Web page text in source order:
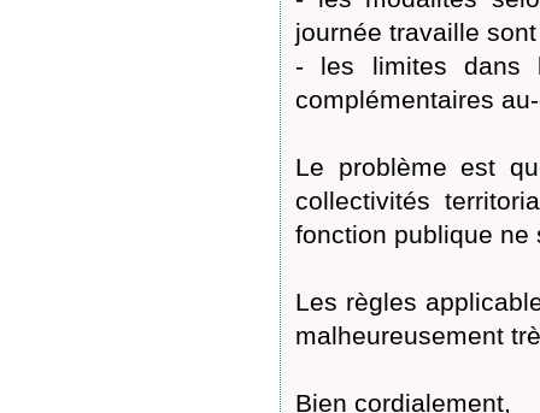
journée travaille
- les limites dans
complémentaires
Le problème est
collectivités
fonction publique ne
Les règles
malheureusement
Bien cordialement,